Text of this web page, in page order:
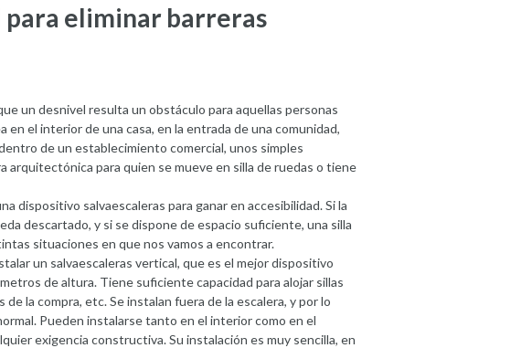
para eliminar barreras
un desnivel resulta un obstáculo para aquellas personas
en el interior de una casa, en la entrada de una comunidad,
de un establecimiento comercial, unos simples
arquitectónica para quien se mueve en silla de ruedas o tiene
dispositivo salvaescaleras para ganar en accesibilidad. Si la
descartado, y si se dispone de espacio suficiente, una silla
situaciones en que nos vamos a encontrar.
un salvaescaleras vertical, que es el mejor dispositivo
de altura. Tiene suficiente capacidad para alojar sillas
la compra, etc. Se instalan fuera de la escalera, y por lo
Pueden instalarse tanto en el interior como en el
exigencia constructiva. Su instalación es muy sencilla, en